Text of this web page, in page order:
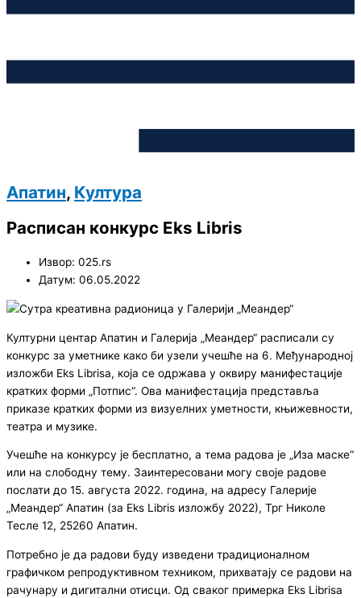
Апатин, Култура
Расписан конкурс Eks Libris
Извор: 025.rs
Датум: 06.05.2022
Културни центар Апатин и Галерија „Меандер“ расписали су
конкурс за уметнике како би узели учешће на 6. Међународној
изложби Eks Librisа, која се одржава у оквиру манифестације
кратких форми „Потпис“. Ова манифестација представља
приказе кратких форми из визуелних уметности, књижевности,
театра и музике.
Учешће на конкурсу је бесплатно, а тема радова је „Иза маске“
или на слободну тему. Заинтересовани могу своје радове
послати до 15. августа 2022. година, на адресу Галерије
„Меандер“ Апатин (за Eks Libris изложбу 2022), Трг Николе
Тесле 12, 25260 Апатин.
Потребно је да радови буду изведени традиционалном
графичком репродуктивном техником, прихватају се радови на
рачунару и дигитални отисци. Од сваког примерка Eks Librisа